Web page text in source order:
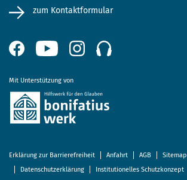
zum Kontaktformular
Mit Unterstützung von
Erklärung zur Barrierefreiheit Anfahrt AGB Sitemap
Datenschutzerklärung
Institutionelles Schutzkonzept